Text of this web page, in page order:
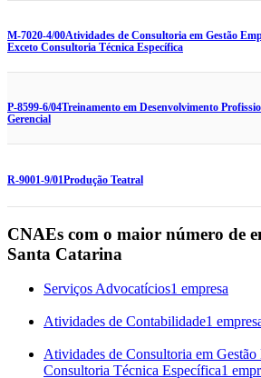
M-7020-4/00Atividades de Consultoria em Gestão
Exceto Consultoria Técnica Específica
P-8599-6/04Treinamento em Desenvolvimento
Gerencial
R-9001-9/01Produção Teatral
CNAEs com o maior número de
Santa Catarina
Serviços Advocatícios1 empresa
Atividades de Contabilidade1
Atividades de Consultoria em
Consultoria Técnica Específica1